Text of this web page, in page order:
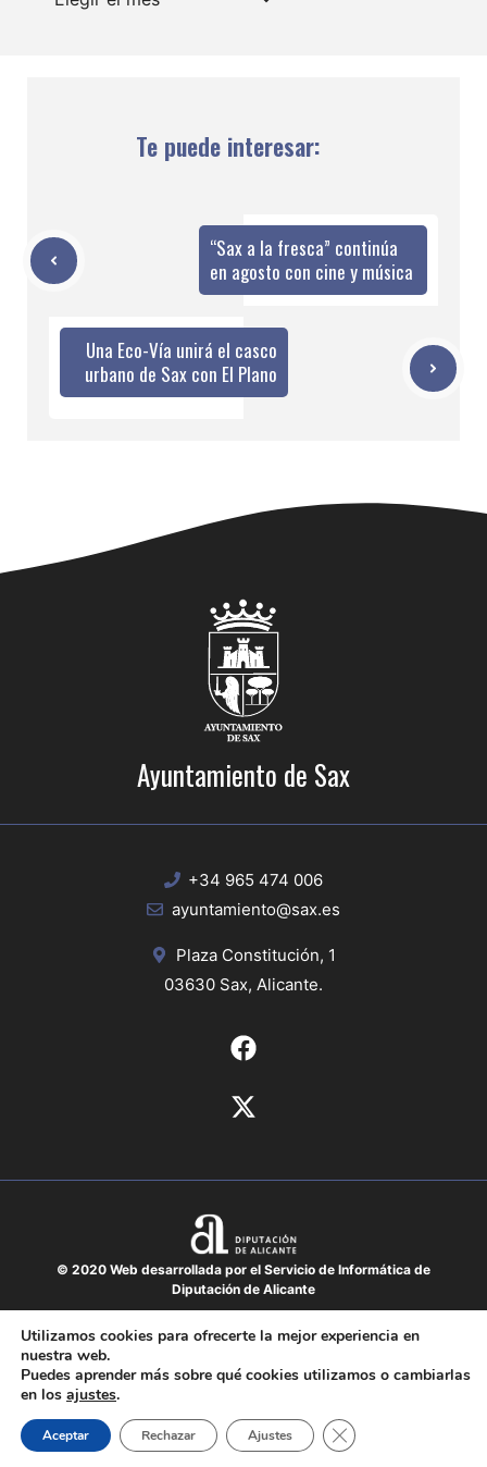
Te puede interesar:
“Sax a la fresca” continúa
en agosto con cine y música
Una Eco-Vía unirá el casco
urbano de Sax con El Plano
Ayuntamiento de Sax
+34 965 474 006
ayuntamiento@sax.es
Plaza Constitución, 1
03630 Sax, Alicante.
© 2020 Web desarrollada por el Servicio de Informática de
Diputación de Alicante
Aviso legal
Política de cookies
Utilizamos cookies para ofrecerte la mejor experiencia en
nuestra web.
Puedes aprender más sobre qué cookies utilizamos o cambiarlas
en los ajustes.
Aceptar Rechazar Ajustes Cerrar el banner de